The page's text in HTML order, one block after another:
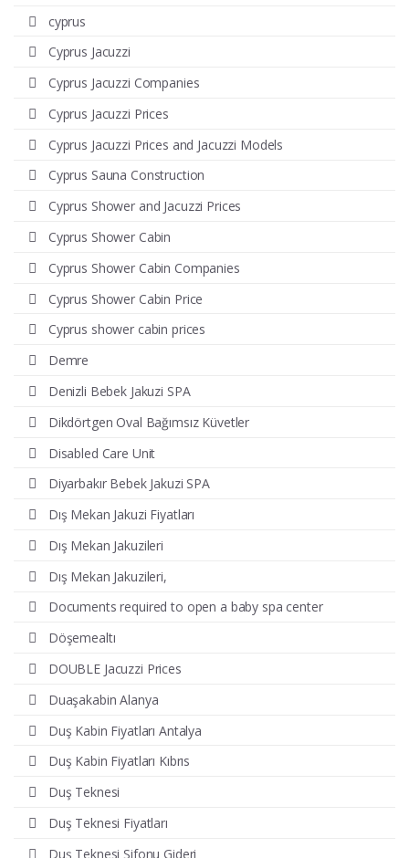
cyprus
Cyprus Jacuzzi
Cyprus Jacuzzi Companies
Cyprus Jacuzzi Prices
Cyprus Jacuzzi Prices and Jacuzzi Models
Cyprus Sauna Construction
Cyprus Shower and Jacuzzi Prices
Cyprus Shower Cabin
Cyprus Shower Cabin Companies
Cyprus Shower Cabin Price
Cyprus shower cabin prices
Demre
Denizli Bebek Jakuzi SPA
Dikdörtgen Oval Bağımsız Küvetler
Disabled Care Unit
Diyarbakır Bebek Jakuzi SPA
Dış Mekan Jakuzi Fiyatları
Dış Mekan Jakuzileri
Dış Mekan Jakuzileri,
Documents required to open a baby spa center
Döşemealtı
DOUBLE Jacuzzi Prices
Duaşakabin Alanya
Duş Kabin Fiyatları Antalya
Duş Kabin Fiyatları Kıbrıs
Duş Teknesi
Duş Teknesi Fiyatları
Duş Teknesi Sifonu Gideri